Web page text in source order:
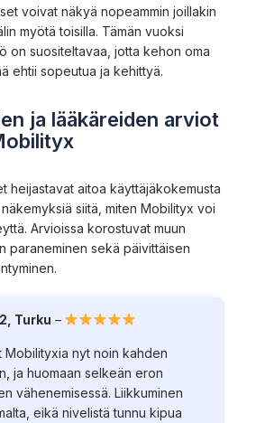
voivat näkyä nopeammin joillakin
myötä toisilla. Tämän vuoksi
on suositeltavaa, jotta kehon oma
ehtii sopeutua ja kehittyä.
ja lääkäreiden arviot
heijastavat aitoa käyttäjäkokemusta
siitä, miten Mobilityx voi
Arvioissa korostuvat muun
paraneminen sekä päivittäisen
Turku –
Mobilityxia nyt noin kahden
ja huomaan selkeän eron
vähenemisessä. Liikkuminen
eikä nivelistä tunnu kipua